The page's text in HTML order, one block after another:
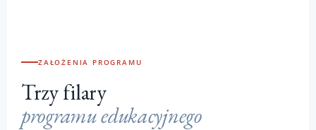
ZAŁOŻENIA PROGRAMU
Trzy filary
programu edukacyjnego